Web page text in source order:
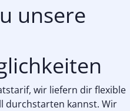
unsere
wir liefern dir flexible
durchstarten kannst. Wir